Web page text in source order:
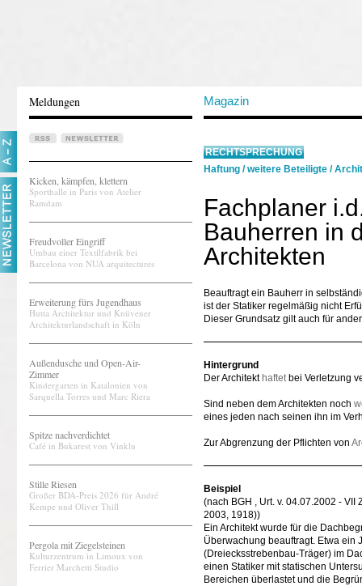
Meldungen Magazin
Kicken, kämpfen, klettern
Sporthalle in Paris von Atelier
Ramdam
Freudvoller Eingriff
Umbau einer Textilfabrik bei
Barcelona von NUA arquitectures
Erweiterung fürs Jugendhaus
Hutta Architektur und Knüvener
Architekturlandschaft in Köln
Außendusche und Open-Air-
Zimmer
Kindergarten in Katalonien von
Sarquella Torres und Marc Riera
Spitze nachverdichtet
Café in Bukarest von Vinklu
Stille Riesen
Großer BDA-Preis 2026 für André
Kempe und Oliver Thill
Pergola mit Ziegelsteinen
Kulturzentrum in Limoux von
Ferrier Marchetti Studio
RECHTSPRECHUNG
Haftung /weitere Beteiligte /
Fachplaner
Bauherren in
Architekten
Beauftragt ein Bauherr in
ist der Statiker regelmäßig nicht
Dieser Grundsatz gilt auch für
Hintergrund
Der Architekt haftetbei Verletzung
Sind neben dem Architekten noch
eines jeden nach seinen ihn im
Zur Abgrenzung der Pflichten von
Beispiel
(nach BGH , Urt. v. 04.07.2002 -
2003, 1918))
Ein Architekt wurde für die
Überwachung beauftragt. Etwa ein
(Dreiecksstrebenbau-Träger) im
einen Statiker mit statischen
Bereichen überlastet und die